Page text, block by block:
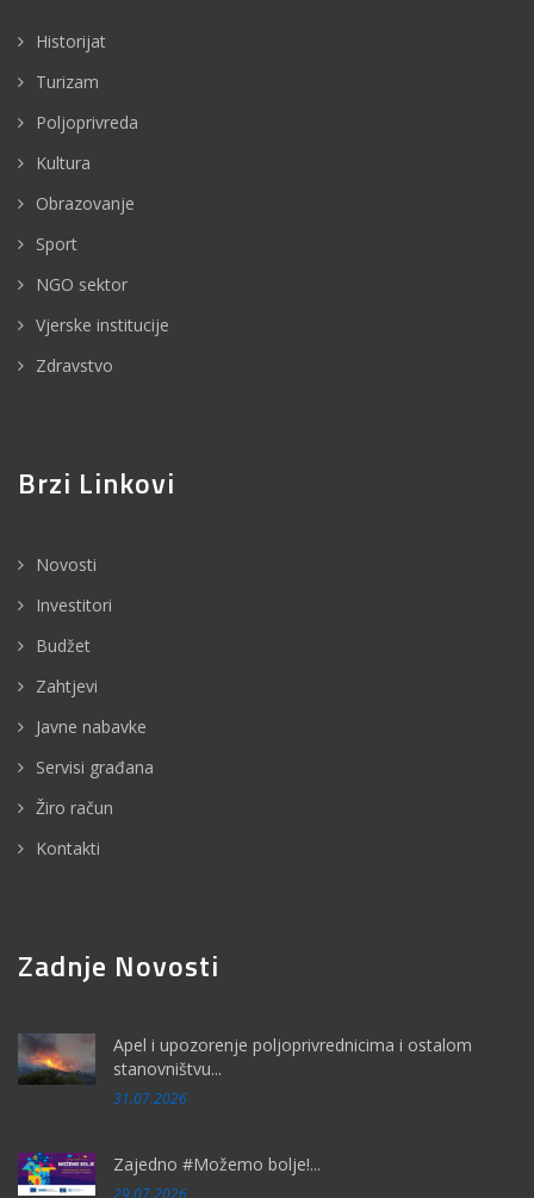
Historijat
Turizam
Poljoprivreda
Kultura
Obrazovanje
Sport
NGO sektor
Vjerske institucije
Zdravstvo
Brzi Linkovi
Novosti
Investitori
Budžet
Zahtjevi
Javne nabavke
Servisi građana
Žiro račun
Kontakti
Zadnje Novosti
Apel i upozorenje poljoprivrednicima i ostalom
stanovništvu...
31.07.2026
Zajedno #Možemo bolje!...
29.07.2026